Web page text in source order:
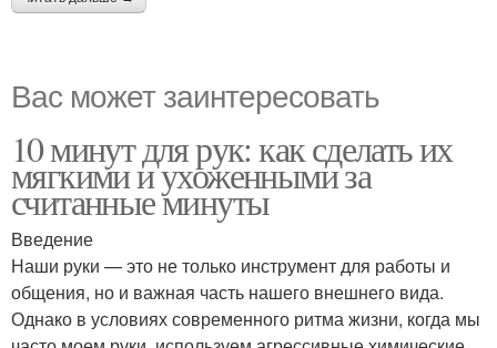
Вас может заинтересовать
10 минут для рук: как сделать их
мягкими и ухоженными за
считанные минуты
Введение
Наши руки — это не только инструмент для работы и
общения, но и важная часть нашего внешнего вида.
Однако в условиях современного ритма жизни, когда мы